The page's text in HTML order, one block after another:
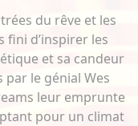
du rêve et les
fini d’inspirer les
et sa candeur
le génial Wes
leur emprunte
pour un climat